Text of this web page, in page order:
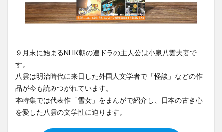
９月末に始まるNHK朝の連ドラの主人公は小泉八雲夫妻で
す。
八雲は明治時代に来日した外国人文学者で「怪談」などの作
品が今も読みつがれています。
本特集では代表作「雪女」をまんがで紹介し、日本の古き心
を愛した八雲の文学性に迫ります。